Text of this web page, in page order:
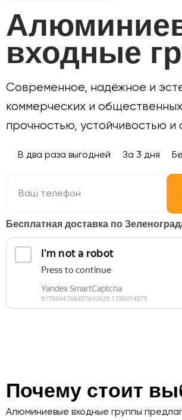
входные
Современное, надёжное и
коммерческих и
прочностью, устойчивостью
В два раза выгодней За 3 дня
Бесплатная доставка по
Почему стоит
Алюминиевые входные группы